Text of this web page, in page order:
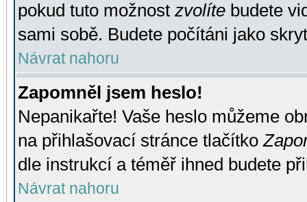
pokud tuto možnost zvolíte budete
sami sobě. Budete počítáni jako
Návrat nahoru
Zapomněl jsem heslo!
Nepanikařte! Vaše heslo můžeme
na přihlašovací stránce tlačítko
dle instrukcí a téměř ihned budete
Návrat nahoru